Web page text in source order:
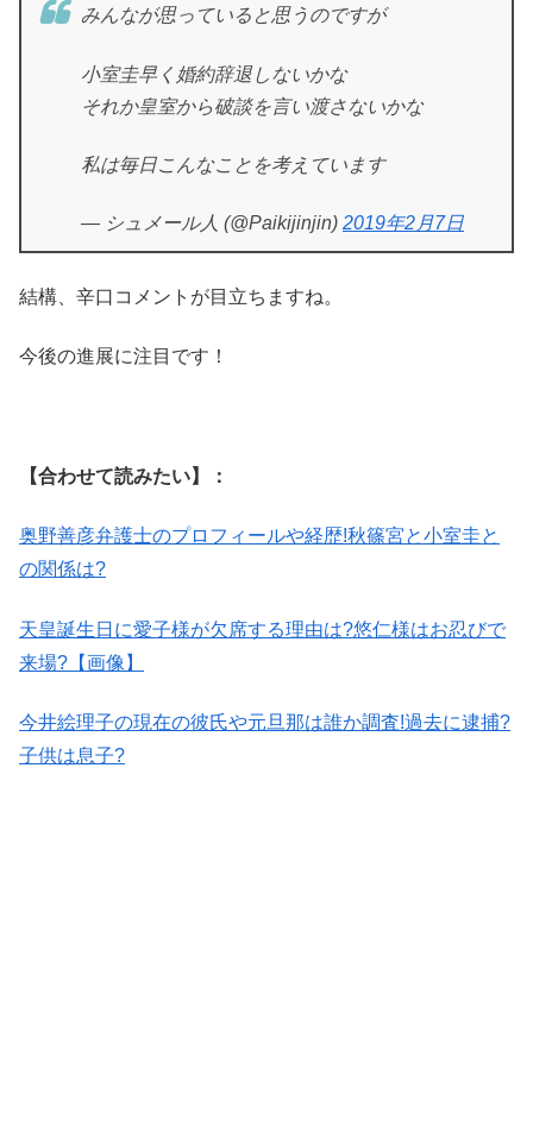
みんなが思っていると思うのですが
小室圭早く婚約辞退しないかな
それか皇室から破談を言い渡さないかな
私は毎日こんなことを考えています
— シュメール人 (@Paikijinjin) 2019年2月7日
結構、辛口コメントが目立ちますね。
今後の進展に注目です！
【合わせて読みたい】：
奥野善彦弁護士のプロフィールや経歴!秋篠宮と小室圭と
の関係は?
天皇誕生日に愛子様が欠席する理由は?悠仁様はお忍びで
来場?【画像】
今井絵理子の現在の彼氏や元旦那は誰か調査!過去に逮捕?
子供は息子?